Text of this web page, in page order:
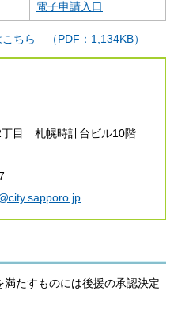
電子申請入口
ちら （PDF：1,134KB）
丁目 札幌時計台ビル10階
たすものには後援の承認決定